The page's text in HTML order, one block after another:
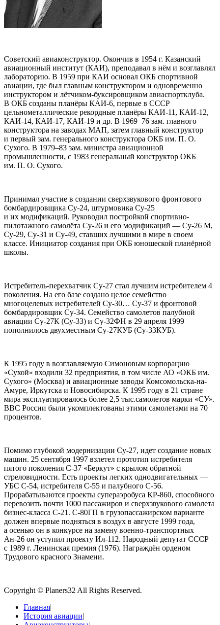
Советский авиаконструктор. Окончив в 1954 г. Казанский
авиационный институт (КАИ), преподавал в нём и возглавлял
лабораторию. В 1959 при КАИ основал ОКБ спортивной
авиации, где был главным конструктором и одновременно
инструктором и лётчиком-буксировщиком авиаспортклуба.
В ОКБ созданы планёры КАИ-6, первые в СССР
цельнометаллические рекордные планёры КАИ-11, КАИ-12,
КАИ-14, КАИ-17, КАИ-19 и др. В 1969–76 зам. главного
конструктора на заводах МАП, затем главный конструктор
и первый зам. генерального конструктора ОКБ им. П. О.
Сухого. В 1979–83 зам. министра авиационной
промышленности, с 1983 генеральный конструктор ОКБ
им. П. О. Сухого.
Принимал участие в создании сверхзвукового фронтового
бомбардировщика Су-24, штурмовика Су-25
и их модификаций. Руководил постройкой спортивно-
пилотажного самолёта Су-26 и его модификаций — Су-26 М,
Су-29, Су-31 и Су-49, ставших лучшими в мире в своем
классе. Инициатор создания при ОКБ юношеской планёрной
школы.
Истребитель-перехватчик Су-27 стал лучшим истребителем 4
поколения. На его базе создано целое семейство
многоцелевых истребителей Су-30… Су-37 и фронтовой
бомбардировщик Су-34. Семейство самолетов палубной
авиации Су-27К (Су-33) и Су-32ФН в 29 апреля 1999
пополнилось двухместным Су-27КУБ (Су-33КУБ).
К 1995 году в возглавляемую Симоновым корпорацию
«Сухой» входили 32 предприятия, в том числе АО «ОКБ им.
Сухого» (Москва) и авиационные заводы Комсомольска-на-
Амуре, Иркутска и Новосибирска. К 1995 году в 21 стране
мира эксплуатировалось более 2,5 тыс.самолетов марки «СУ».
ВВС России были укомплектованы этими самолетами на 70
процентов.
Помимо глубокой модернизации Су-27, идет создание новых
машин. 25 сентября 1997 взлетел прототип истребителя
пятого поколения С-37 «Беркут» с крылом обратной
стреловидности. Есть проекты легких однодвигательных —
УБС С-54, истребителя С-55 и палубного С-56.
Прорабатываются проекты супераэробуса КР-860, способного
перевозить почти 1000 пассажиров и сверхзвукового самолета
бизнес-класса С-21. С-80ГП в грузопассажирском варианте
должен впервые подняться в воздух в августе 1999 года,
а осенью он в конкурсе на замену военно-транспортных
Ан-26 он уступил проекту Ил-112. Народный депутат СССР
с 1989 г. Ленинская премия (1976). Награждён орденом
Трудового красного Знамени.
Copyright © Planers32 All Rights Reserved.
Главная|
История авиации|